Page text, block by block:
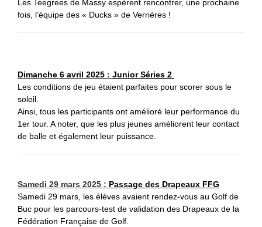
Les Teegrees de Massy espèrent rencontrer, une prochaine
fois, l’équipe des « Ducks » de Verrières !
Dimanche 6 avril 2025 : Junior Séries 2
Les conditions de jeu étaient parfaites pour scorer sous le
soleil.
Ainsi, tous les participants ont amélioré leur performance du
1er tour. A noter, que les plus jeunes améliorent leur contact
de balle et également leur puissance.
Samedi 29 mars 2025 : Passage des Drapeaux FFG
Samedi 29 mars, les élèves avaient rendez-vous au Golf de
Buc pour les parcours-test de validation des Drapeaux de la
Fédération Française de Golf.